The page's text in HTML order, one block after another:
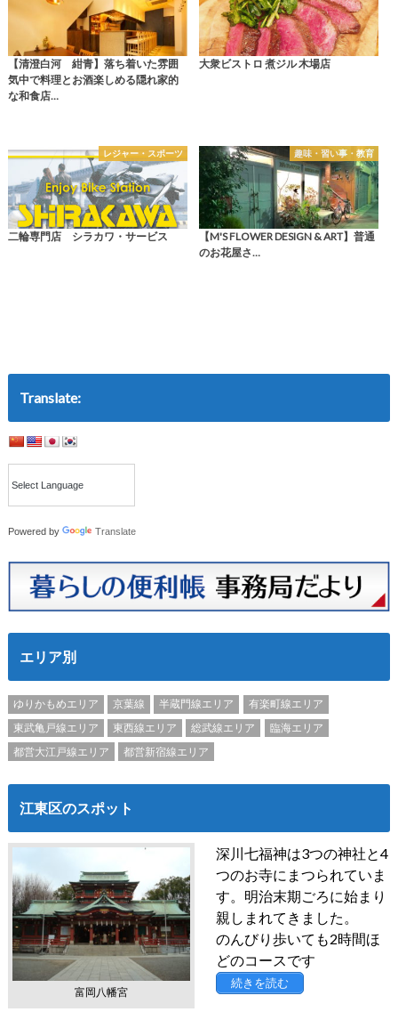
【清澄白河 紺青】落ち着いた雰囲
気中で料理とお酒楽しめる隠れ家的
な和食店…
大衆ビストロ 煮ジル 木場店
レジャー・スポーツ
二輪専門店 シラカワ・サービス
趣味・習い事・教育
【M'S FLOWER DESIGN & ART】普通
のお花屋さ…
Translate:
Powered by Translate
エリア別
ゆりかもめエリア 京葉線 半蔵門線エリア
有楽町線エリア
東武亀戸線エリア
東西線エリア 総武線エリア
臨海エリア
都営大江戸線エリア
都営新宿線エリア
江東区のスポット
富岡八幡宮
深川七福神は3つの神社と4
つのお寺にまつられていま
す。明治末期ごろに始まり
親しまれてきました。
のんびり歩いても2時間ほ
どのコースです
続きを読む